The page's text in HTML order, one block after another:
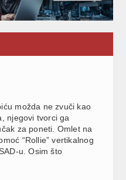
možda ne zvuči kao
njegovi tvorci ga
za poneti. Omlet na
“Rollie” vertikalnog
u. Osim što